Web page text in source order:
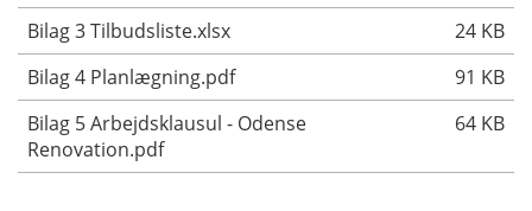
Bilag 3 Tilbudsliste.xlsx
24 KB
Bilag 4 Planlægning.pdf
91 KB
Bilag 5 Arbejdsklausul - Odense
Renovation.pdf
64 KB